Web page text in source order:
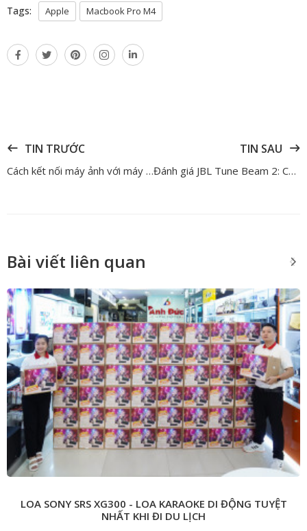
Tags: Apple Macbook Pro M4
TIN TRƯỚC
Cách kết nối máy ảnh với máy tính để livestream không gián đoạn
TIN SAU
Đánh giá JBL Tune Beam 2: Có thực sự đẳng cấp như lời đồn?
Bài viết liên quan
LOA SONY SRS XG300 - LOA KARAOKE DI ĐỘNG TUYỆT
NHẤT KHI ĐI DU LỊCH